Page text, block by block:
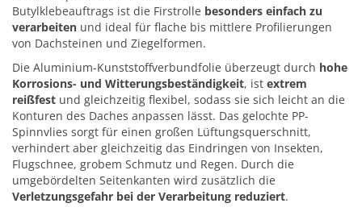
Butylklebeauftrags ist die Firstrolle besonders einfach zu
verarbeiten und ideal für flache bis mittlere Profilierungen
von Dachsteinen und Ziegelformen.
Die Aluminium-Kunststoffverbundfolie überzeugt durch hohe
Korrosions- und Witterungsbeständigkeit, ist extrem
reißfest und gleichzeitig flexibel, sodass sie sich leicht an die
Konturen des Daches anpassen lässt. Das gelochte PP-
Spinnvlies sorgt für einen großen Lüftungsquerschnitt,
verhindert aber gleichzeitig das Eindringen von Insekten,
Flugschnee, grobem Schmutz und Regen. Durch die
umgebördelten Seitenkanten wird zusätzlich die
Verletzungsgefahr bei der Verarbeitung reduziert.